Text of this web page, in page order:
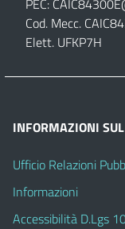
Cod. Mecc.
Elett. UFKP7H
INFORMAZIONI
Ufficio Relazioni
Informazioni
Accessibilità D.Lgs